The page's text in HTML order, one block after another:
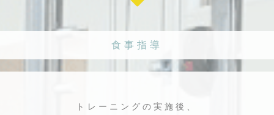
食事指導
トレーニングの実施後、